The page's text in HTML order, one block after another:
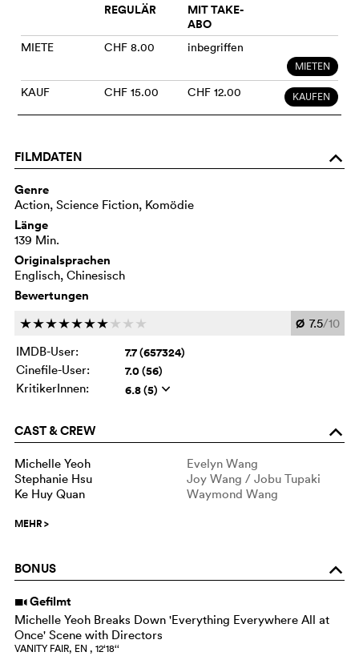
REGULÄR
MIT TAKE-
ABO
MIETE CHF 8.00 inbegriffen
MIETEN
KAUF CHF 15.00 CHF 12.00 KAUFEN
FILMDATEN o
Genre
Action, Science Fiction, Komödie
Länge
139 Min.
Originalsprachen
Englisch, Chinesisch
Bewertungen
ccccccc c c c Ø 7.5/10
IMDB-User:
7.7 (657324)
Cinefile-User: 7.0 (56)
KritikerInnen: 6.8 (5) q
CAST & CREW o
Michelle Yeoh
Evelyn Wang
Stephanie Hsu
Joy Wang / Jobu Tupaki
Ke Huy Quan
Waymond Wang
MEHR>
BONUS o
i Gefilmt
Michelle Yeoh Breaks Down 'Everything Everywhere All at
Once' Scene with Directors
VANITY FAIR, EN , 12‘18‘‘